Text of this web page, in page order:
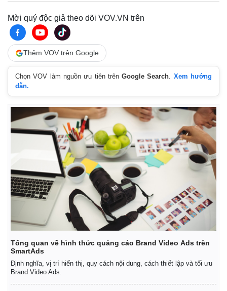
Mời quý độc giả theo dõi VOV.VN trên
Thêm VOV trên Google
Chọn VOV làm nguồn ưu tiên trênGoogle Search. Xem hướng
dẫn.
Tổng quan về hình thức quảng cáo Brand Video Ads trên
SmartAds
Định nghĩa, vị trí hiển thị, quy cách nội dung, cách thiết lập và tối ưu
Brand Video Ads.